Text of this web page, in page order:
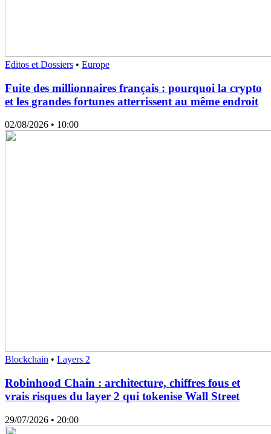
Editos et Dossiers • Europe
Fuite des millionnaires français : pourquoi la crypto
et les grandes fortunes atterrissent au même endroit
02/08/2026 • 10:00
Blockchain • Layers 2
Robinhood Chain : architecture, chiffres fous et
vrais risques du layer 2 qui tokenise Wall Street
29/07/2026 • 20:00